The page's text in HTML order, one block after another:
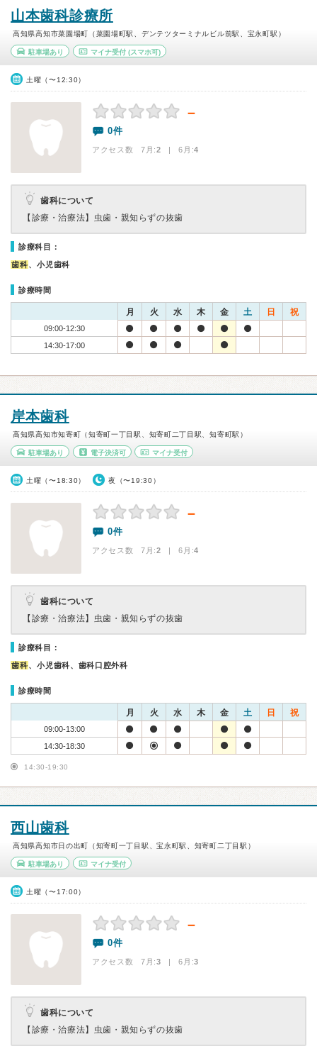
山本歯科診療所
高知県高知市菜園場町（菜園場町駅、デンテツターミナルビル前駅、宝永町駅）
駐車場あり マイナ受付(スマホ可)
土曜（〜12:30）
－
0件
アクセス数 7月:2 | 6月:4
歯科について
【診療・治療法】 虫歯・親知らずの抜歯
診療科目：
歯科、小児歯科
診療時間
月 火 水 木 金 土 日 祝
09:00-12:30
14:30-17:00
岸本歯科
高知県高知市知寄町（知寄町一丁目駅、知寄町二丁目駅、知寄町駅）
駐車場あり 電子決済可 マイナ受付
土曜（〜18:30） 夜（〜19:30）
－
0件
アクセス数 7月:2 | 6月:4
歯科について
【診療・治療法】 虫歯・親知らずの抜歯
診療科目：
歯科、小児歯科、歯科口腔外科
診療時間
月 火 水 木 金 土 日 祝
09:00-13:00
14:30-18:30
14:30-19:30
西山歯科
高知県高知市日の出町（知寄町一丁目駅、宝永町駅、知寄町二丁目駅）
駐車場あり マイナ受付
土曜（〜17:00）
－
0件
アクセス数 7月:3 | 6月:3
歯科について
【診療・治療法】 虫歯・親知らずの抜歯